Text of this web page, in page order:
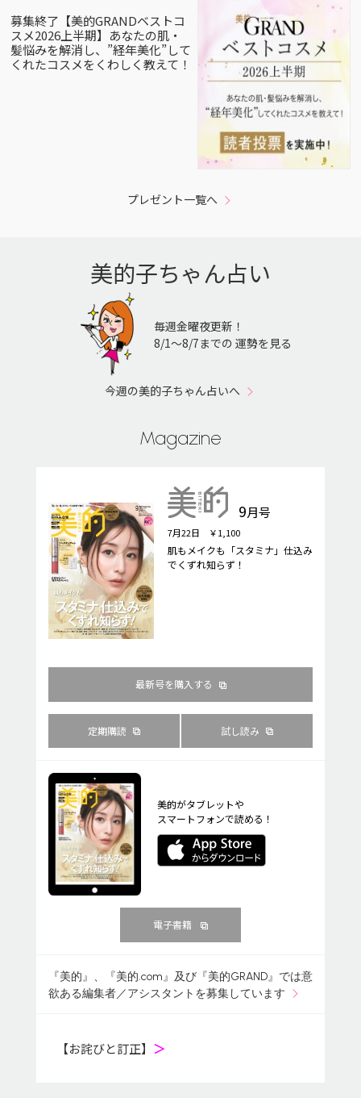
募集終了【美的GRANDベストコ
スメ2026上半期】あなたの肌・
髪悩みを解消し、”経年美化”して
くれたコスメをくわしく教えて！
プレゼント一覧へ
美的子ちゃん占い
毎週金曜夜更新！
8/1〜8/7までの 運勢を見る
今週の美的子ちゃん占いへ
Magazine
9月号
7月22日 ￥1,100
肌もメイクも「スタミナ」仕込み
でくずれ知らず！
最新号を購入する
定期購読 試し読み
美的がタブレットや
スマートフォンで読める！
電子書籍
『美的』、『美的.com』及び『美的GRAND』では意
欲ある編集者／アシスタントを募集しています
【お詫びと訂正】 ＞